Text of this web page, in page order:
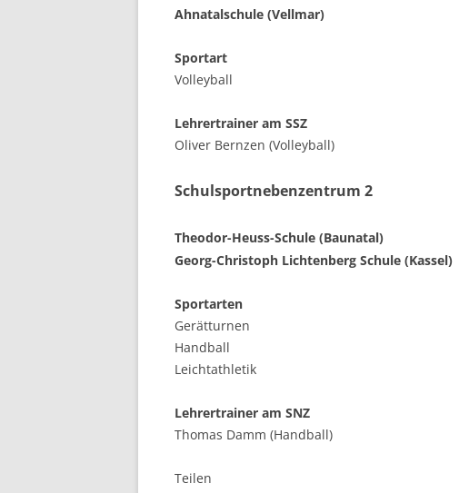
Ahnatalschule (Vellmar)
Sportart
Volleyball
Lehrertrainer am SSZ
Oliver Bernzen (Volleyball)
Schulsportnebenzentrum 2
Theodor-Heuss-Schule (Baunatal)
Georg-Christoph Lichtenberg Schule (Kassel)
Sportarten
Gerätturnen
Handball
Leichtathletik
Lehrertrainer am SNZ
Thomas Damm (Handball)
Teilen